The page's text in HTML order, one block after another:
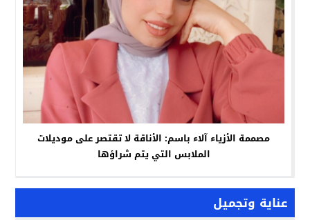
مصممة الأزياء آلاء باسم: الأناقة لا تقتصر على موديلات
الملابس التي يتم شراؤها
عناية وتجميل